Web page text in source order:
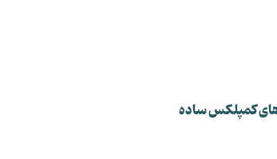
کمپلکس ساده